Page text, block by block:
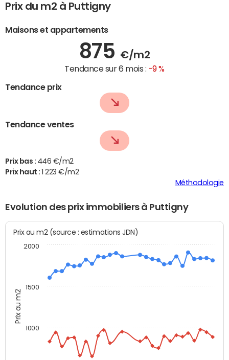
Prix du m2 à Puttigny
Maisons et appartements
875 €/m2
Tendance sur 6 mois : -9 %
Tendance prix
Tendance ventes
Prix bas : 446 €/m2
Prix haut :
1 223 €/m2
Méthodologie
Evolution des prix immobiliers à Puttigny
Prix au m2
Prix au m2 (source : estimations JDN)
1000
1500
2000